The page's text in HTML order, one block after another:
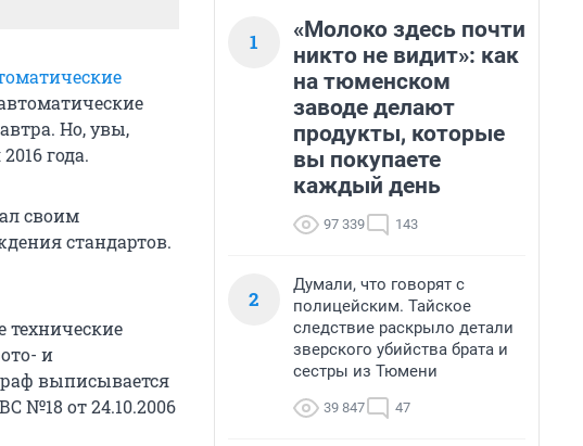
Но, увы,
года.
своим
стандартов.
технические
и
выписывается
№18 от 24.10.2006
1
«Молоко здесь почти
никто не видит»: как
на тюменском
заводе делают
продукты, которые
вы покупаете
каждый день
97 339 143
2
Думали, что говорят с
полицейским. Тайское
следствие раскрыло детали
зверского убийства брата и
сестры из Тюмени
39 847 47